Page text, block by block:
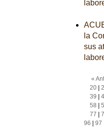
la
sus
«
20|
39
58
77
96
97